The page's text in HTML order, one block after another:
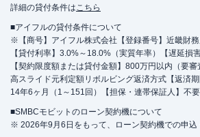
詳細の貸付条件はこちら
■アイフルの貸付条件について
※【商号】アイフル株式会社【登録番号】近畿財
【貸付利率】3.0%～18.0%（実質年率）【遅延損
【契約限度額または貸付金額】800万円以内（要
高スライド元利定額リボルビング返済方式【返済
14年6ヶ月（1～151回）【担保・連帯保証人】不要
■SMBCモビットのローン契約機について
※ 2026年9月6日をもって、ローン契約機での申込